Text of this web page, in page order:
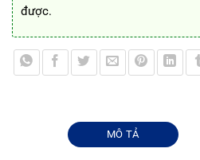
được.
MÔ TẢ